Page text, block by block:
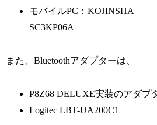
モバイルPC：KOJINSHA
SC3KP06A
また、Bluetoothアダプターは、
P8Z68 DELUXE実装のアダプ
Logitec LBT-UA200C1